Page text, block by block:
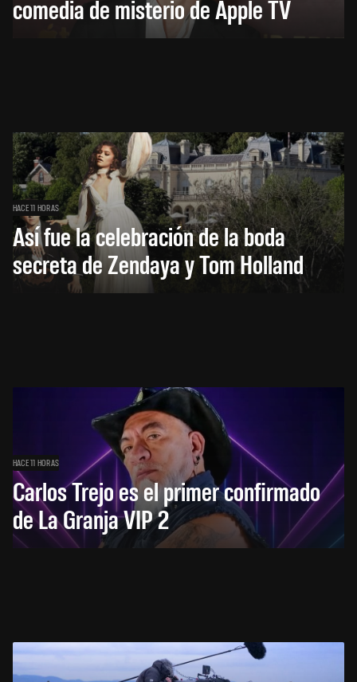
comedia de misterio de Apple TV
HACE 11 HORAS
Así fue la celebración de la boda
secreta de Zendaya y Tom Holland
HACE 11 HORAS
Carlos Trejo es el primer confirmado
de La Granja VIP 2